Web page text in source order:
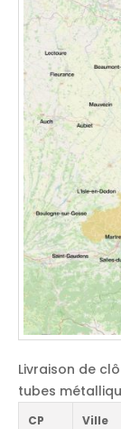
Livraison de
tubes
CP Ville